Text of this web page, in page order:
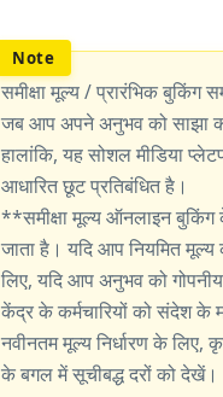
समीक्षा मूल्य / प्रारंभिक बुकिंग
जब आप अपने अनुभव को साझा
हालांकि, यह सोशल मीडिया
आधारित छूट प्रतिबंधित है।
**समीक्षा मूल्य ऑनलाइन बुकिंग
जाता है। यदि आप नियमित
लिए, यदि आप अनुभव को
केंद्र के कर्मचारियों को संदेश के
नवीनतम मूल्य निर्धारण के
के बगल में सूचीबद्ध दरों को देखें।